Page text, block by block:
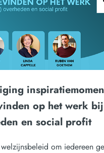
op het werk
en social profit
om iedereen